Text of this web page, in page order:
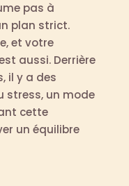
pas à
plan strict.
et votre
aussi. Derrière
il y a des
stress, un mode
cette
un équilibre